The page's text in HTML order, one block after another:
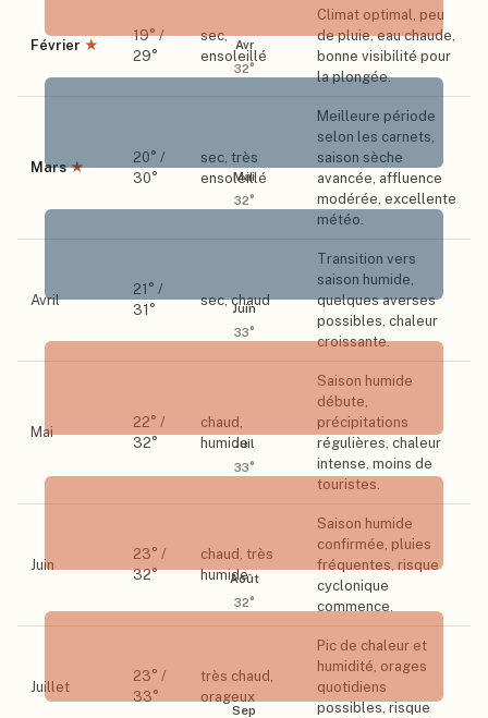
Avr
32°
Mai
32°
Juin
33°
Juil
33°
Août
32°
Sep
Février ★
19° /
29°
sec,
ensoleillé
Climat optimal, peu
de pluie, eau chaude,
bonne visibilité pour
la plongée.
Mars ★
20° /
30°
sec, très
ensoleillé
Meilleure période
selon les carnets,
saison sèche
avancée, affluence
modérée, excellente
météo.
Avril
21 ° /
31 °
sec, chaud
Transition vers
saison humide,
quelques averses
possibles, chaleur
croissante.
Mai
22° /
32°
chaud,
humide
Saison humide
débute,
précipitations
régulières, chaleur
intense, moins de
touristes.
Juin
23° /
32°
chaud, très
humide
Saison humide
confirmée, pluies
fréquentes, risque
cyclonique
commence.
Juillet
23° /
33°
très chaud,
orageux
Pic de chaleur et
humidité, orages
quotidiens
possibles, risque